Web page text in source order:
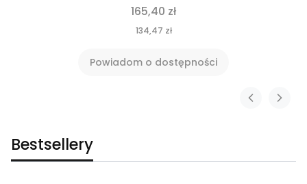
165,40 zł
134,47 zł
Powiadom o dostępności
Bestsellery